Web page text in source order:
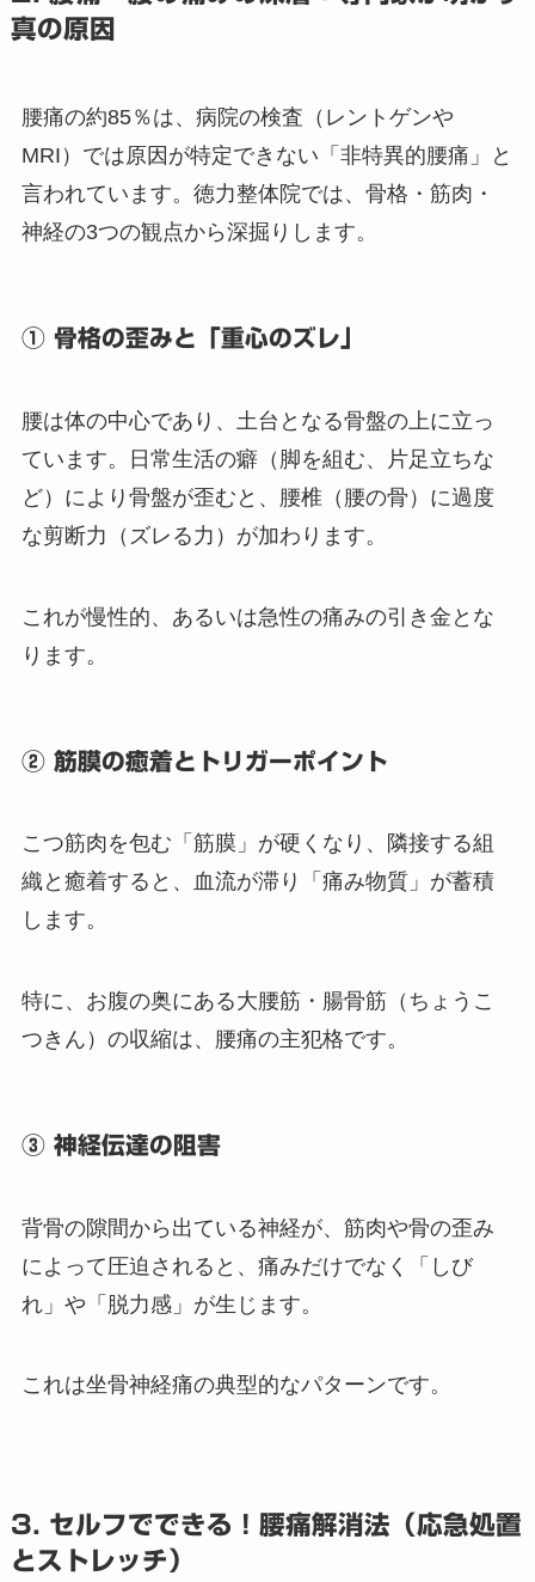
真の原因
腰痛の約85％は、病院の検査（レントゲンや
MRI）では原因が特定できない「非特異的腰痛」と
言われています。徳力整体院では、骨格・筋肉・
神経の3つの観点から深掘りします。
① 骨格の歪みと「重心のズレ」
腰は体の中心であり、土台となる骨盤の上に立っ
ています。日常生活の癖（脚を組む、片足立ちな
ど）により骨盤が歪むと、腰椎（腰の骨）に過度
な剪断力（ズレる力）が加わります。
これが慢性的、あるいは急性の痛みの引き金とな
ります。
② 筋膜の癒着とトリガーポイント
こつ筋肉を包む「筋膜」が硬くなり、隣接する組
織と癒着すると、血流が滞り「痛み物質」が蓄積
します。
特に、お腹の奥にある大腰筋・腸骨筋（ちょうこ
つきん）の収縮は、腰痛の主犯格です。
③ 神経伝達の阻害
背骨の隙間から出ている神経が、筋肉や骨の歪み
によって圧迫されると、痛みだけでなく「しび
れ」や「脱力感」が生じます。
これは坐骨神経痛の典型的なパターンです。
3. セルフでできる！腰痛解消法（応急処置
とストレッチ）